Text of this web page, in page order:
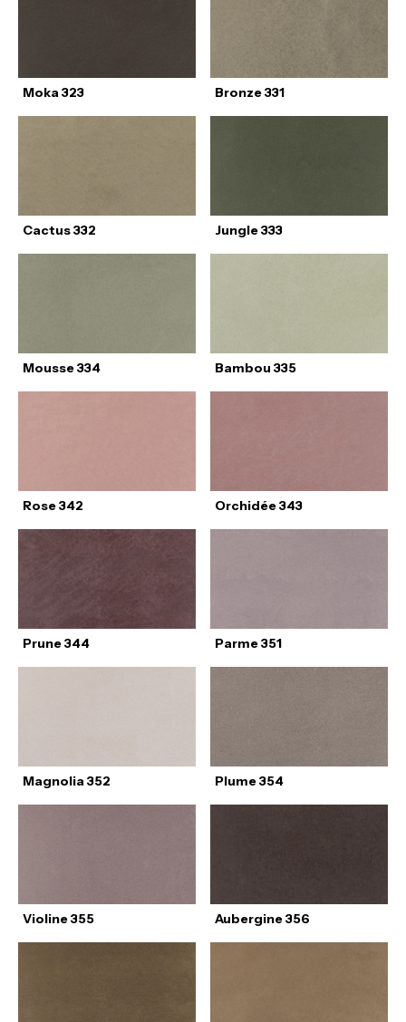
Moka 323 Bronze 331
Cactus 332 Jungle 333
Mousse 334 Bambou 335
Rose 342 Orchidée 343
Prune 344 Parme 351
Magnolia 352 Plume 354
Violine 355 Aubergine 356